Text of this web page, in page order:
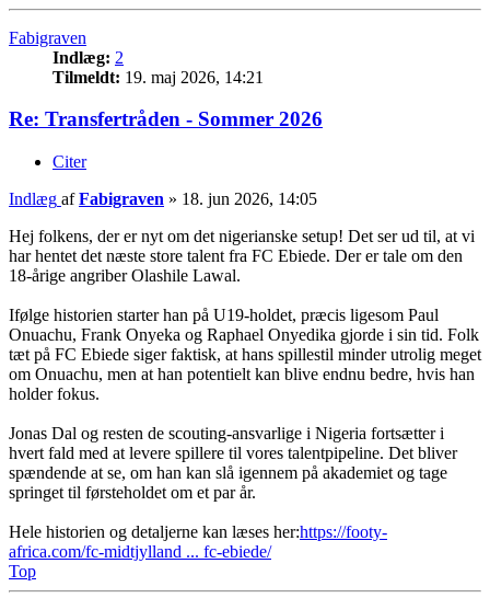
Fabigraven
Indlæg: 2
Tilmeldt: 19. maj 2026, 14:21
Re: Transfertråden - Sommer 2026
Citer
Indlæg afFabigraven » 18. jun 2026, 14:05
Hej folkens, der er nyt om det nigerianske setup! Det ser ud til, at vi
har hentet det næste store talent fra FC Ebiede. Der er tale om den
18-årige angriber Olashile Lawal.
Ifølge historien starter han på U19-holdet, præcis ligesom Paul
Onuachu, Frank Onyeka og Raphael Onyedika gjorde i sin tid. Folk
tæt på FC Ebiede siger faktisk, at hans spillestil minder utrolig meget
om Onuachu, men at han potentielt kan blive endnu bedre, hvis han
holder fokus.
Jonas Dal og resten de scouting-ansvarlige i Nigeria fortsætter i
hvert fald med at levere spillere til vores talentpipeline. Det bliver
spændende at se, om han kan slå igennem på akademiet og tage
springet til førsteholdet om et par år.
Hele historien og detaljerne kan læses her:https://footy-
africa.com/fc-midtjylland ... fc-ebiede/
Top